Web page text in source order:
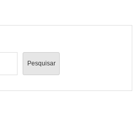
Pesquisar